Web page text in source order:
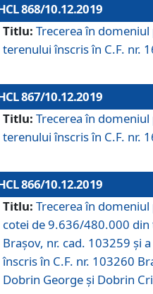
868/10.12.2019
Titlu: Trecerea în
terenului înscris în C.F. nr.
867/10.12.2019
Titlu: Trecerea în
terenului înscris în C.F. nr.
866/10.12.2019
Titlu: Trecerea în
cotei de 9.636/480.000 din
Brașov, nr. cad. 103259 și
înscris în C.F. nr. 103260
Dobrin George și Dobrin